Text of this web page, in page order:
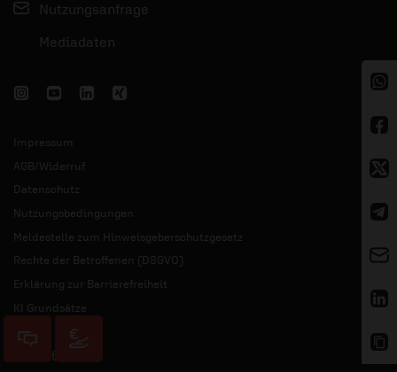
Nutzungsanfrage
Mediadaten
Impressum
AGB/Widerruf
Datenschutz
Nutzungsbedingungen
Meldestelle zum Hinweisgeberschutzgesetz
Rechte der Betroffenen (DSGVO)
Erklärung zur Barrierefreiheit
KI Grundsätze
© 2026 ERF